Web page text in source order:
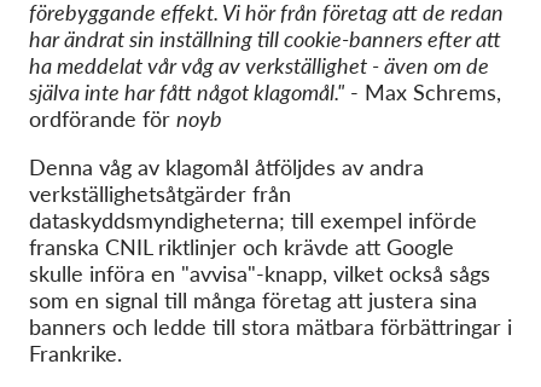
förebyggande effekt. Vi hör från företag att de redan
har ändrat sin inställning till cookie-banners efter att
ha meddelat vår våg av verkställighet - även om de
själva inte har fått något klagomål." - Max Schrems,
ordförande för noyb
Denna våg av klagomål åtföljdes av andra
verkställighetsåtgärder från
dataskyddsmyndigheterna; till exempel införde
franska CNIL riktlinjer och krävde att Google
skulle införa en "avvisa"-knapp, vilket också sågs
som en signal till många företag att justera sina
banners och ledde till stora mätbara förbättringar i
Frankrike.